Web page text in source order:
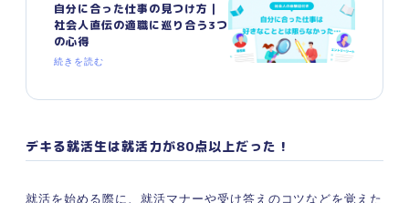
自分に合った仕事の見つけ方｜
社会人直伝の適職に巡り合う3つ
の心得
続きを読む
デキる就活生は就活力が80点以上だった！
就活を始める際に、就活マナーや受け答えのコツなどを覚えた